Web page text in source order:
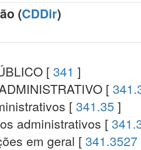
(CDDir)
[ 341 ]
[
[ 341.35 ]
administrativos [
em geral [ 341.3527